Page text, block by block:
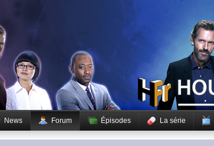
News Forum Épisodes La série